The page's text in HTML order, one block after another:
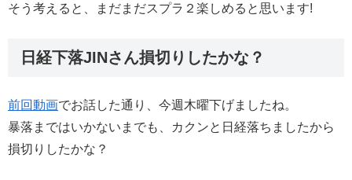
そう考えると、まだまだスプラ２楽しめると思います!
日経下落JINさん損切りしたかな？
前回動画でお話した通り、今週木曜下げましたね。
暴落まではいかないまでも、カクンと日経落ちましたから
損切りしたかな？